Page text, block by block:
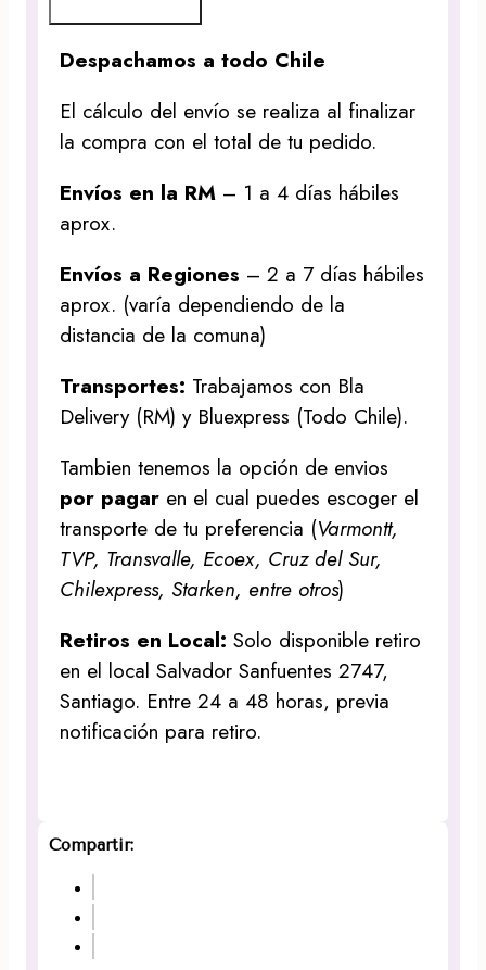
Despachamos a todo Chile
El cálculo del envío se realiza al finalizar
la compra con el total de tu pedido.
Envíos en la RM – 1 a 4 días hábiles
aprox.
Envíos a Regiones – 2 a 7 días hábiles
aprox. (varía dependiendo de la
distancia de la comuna)
Transportes: Trabajamos con Bla
Delivery (RM) y Bluexpress (Todo Chile).
Tambien tenemos la opción de envios
por pagar en el cual puedes escoger el
transporte de tu preferencia (Varmontt,
TVP, Transvalle, Ecoex, Cruz del Sur,
Chilexpress, Starken, entre otros)
Retiros en Local:Solo disponible retiro
en el local Salvador Sanfuentes 2747,
Santiago. Entre 24 a 48 horas, previa
notificación para retiro.
Compartir: